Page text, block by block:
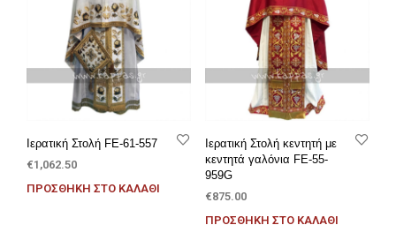
Ιερατική Στολή FE-61-557
€1,062.50
ΠΡΟΣΘΉΚΗ ΣΤΟ ΚΑΛΆΘΙ
Ιερατική Στολή κεντητή με
κεντητά γαλόνια FE-55-
959G
€875.00
ΠΡΟΣΘΉΚΗ ΣΤΟ ΚΑΛΆΘΙ